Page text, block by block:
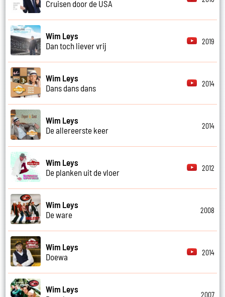
Cruisen door de USA
Wim Leys
Dan toch liever vrij
2019
Wim Leys
Dans dans dans
2014
Wim Leys
De allereerste keer
2014
Wim Leys
De planken uit de vloer
2012
Wim Leys
De ware
2008
Wim Leys
Doewa
2014
Wim Leys
2007